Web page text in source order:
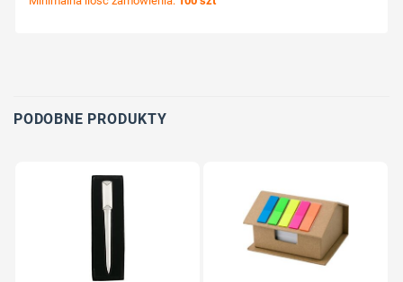
PODOBNE PRODUKTY